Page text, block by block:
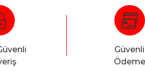
Güvenli
Ödeme